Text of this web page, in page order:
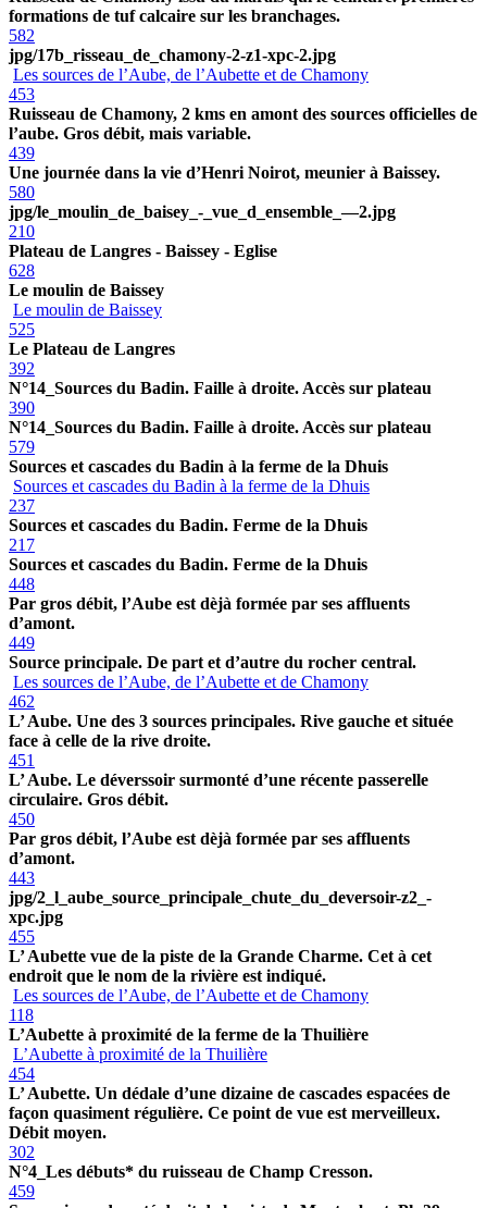
formations de tuf calcaire sur les branchages.
582
jpg/17b_risseau_de_chamony-2-z1-xpc-2.jpg
Les sources de l’Aube, de l’Aubette et de Chamony
453
Ruisseau de Chamony, 2 kms en amont des sources officielles de
l’aube. Gros débit, mais variable.
439
Une journée dans la vie d’Henri Noirot, meunier à Baissey.
580
jpg/le_moulin_de_baisey_-_vue_d_ensemble_—2.jpg
210
Plateau de Langres - Baissey - Eglise
628
Le moulin de Baissey
Le moulin de Baissey
525
Le Plateau de Langres
392
N°14_Sources du Badin. Faille à droite. Accès sur plateau
390
N°14_Sources du Badin. Faille à droite. Accès sur plateau
579
Sources et cascades du Badin à la ferme de la Dhuis
Sources et cascades du Badin à la ferme de la Dhuis
237
Sources et cascades du Badin. Ferme de la Dhuis
217
Sources et cascades du Badin. Ferme de la Dhuis
448
Par gros débit, l’Aube est dèjà formée par ses affluents
d’amont.
449
Source principale. De part et d’autre du rocher central.
Les sources de l’Aube, de l’Aubette et de Chamony
462
L’ Aube. Une des 3 sources principales. Rive gauche et située
face à celle de la rive droite.
451
L’ Aube. Le déverssoir surmonté d’une récente passerelle
circulaire. Gros débit.
450
Par gros débit, l’Aube est dèjà formée par ses affluents
d’amont.
443
jpg/2_l_aube_source_principale_chute_du_deversoir-z2_-
xpc.jpg
455
L’ Aubette vue de la piste de la Grande Charme. Cet à cet
endroit que le nom de la rivière est indiqué.
Les sources de l’Aube, de l’Aubette et de Chamony
118
L’Aubette à proximité de la ferme de la Thuilière
L’Aubette à proximité de la Thuilière
454
L’ Aubette. Un dédale d’une dizaine de cascades espacées de
façon quasiment régulière. Ce point de vue est merveilleux.
Débit moyen.
302
N°4_Les débuts* du ruisseau de Champ Cresson.
459